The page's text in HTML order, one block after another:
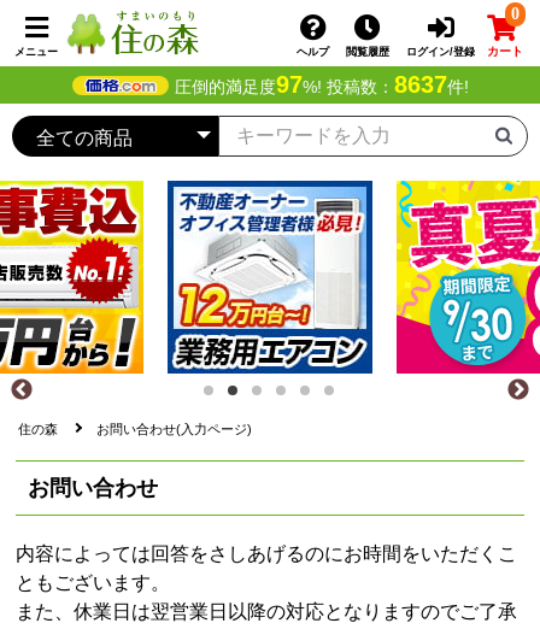
メニュー ヘルプ 閲覧履歴 ログイン/登録
0
カート
圧倒的満足度97%! 投稿数： 8637件!
住の森 お問い合わせ(入力ページ)
お問い合わせ
内容によっては回答をさしあげるのにお時間をいただくこ
ともございます。
また、休業日は翌営業日以降の対応となりますのでご了承